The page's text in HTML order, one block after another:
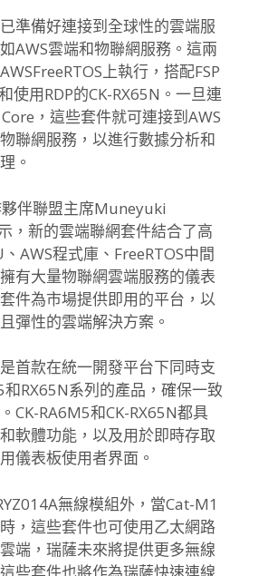
準備好連接到全球性的雲端服
AWS雲端和物聯網服務。這兩
上執行，搭配FSP
使用RDP的CK-RX65N。一旦連
，這些套件就可連接到AWS
聯網服務，以進行數據分析和
。
夥伴聯盟主席Muneyuki
，新的雲端聯網套件結合了高
AWS程式庫、FreeRTOS中間
有大量物聯網雲端服務的儀表
件為市場提供即用的平台，以
彈性的雲端解決方案。
首款在統一開發平台下同時支
RX65N系列的產品，確保一致
CK-RA6M5和CK-RX65N都具
軟體功能，以及用於即時存取
儀表板使用者界面。
無線模組外，當Cat-M1
，這些套件也可使用乙太網路
端，瑞薩未來將提供更多無線
些套件也將作為瑞薩快速連線